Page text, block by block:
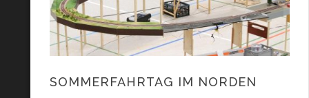
SOMMERFAHRTAG IM NORDEN